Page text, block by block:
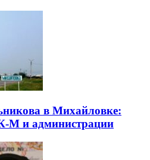
в Михайловке:
М и администрации